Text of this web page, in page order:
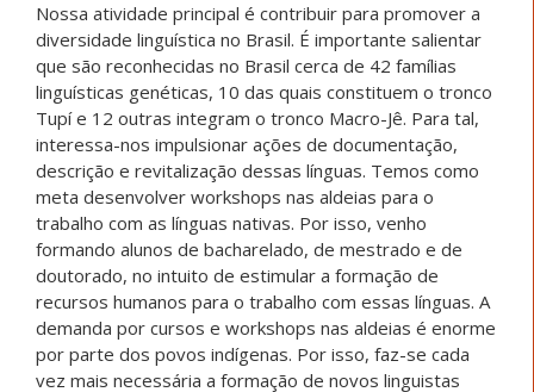
Nossa atividade principal é contribuir para promover a
diversidade linguística no Brasil. É importante salientar
que são reconhecidas no Brasil cerca de 42 famílias
linguísticas genéticas, 10 das quais constituem o tronco
Tupí e 12 outras integram o tronco Macro-Jê. Para tal,
interessa-nos impulsionar ações de documentação,
descrição e revitalização dessas línguas. Temos como
meta desenvolver workshops nas aldeias para o
trabalho com as línguas nativas. Por isso, venho
formando alunos de bacharelado, de mestrado e de
doutorado, no intuito de estimular a formação de
recursos humanos para o trabalho com essas línguas. A
demanda por cursos e workshops nas aldeias é enorme
por parte dos povos indígenas. Por isso, faz-se cada
vez mais necessária a formação de novos linguistas